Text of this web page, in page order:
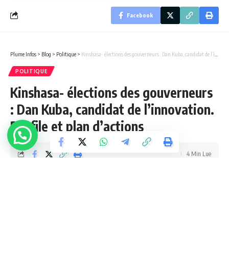
Facebook
Plume Infos > Blog > Politique > Kinshasa- élections des gouverneurs : Dan Kuba, candidat de l’innovation. Profile et plan d’actions
POLITIQUE
Kinshasa- élections des gouverneurs
: Dan Kuba, candidat de l’innovation.
Profile et plan d’actions
4 Min Lue